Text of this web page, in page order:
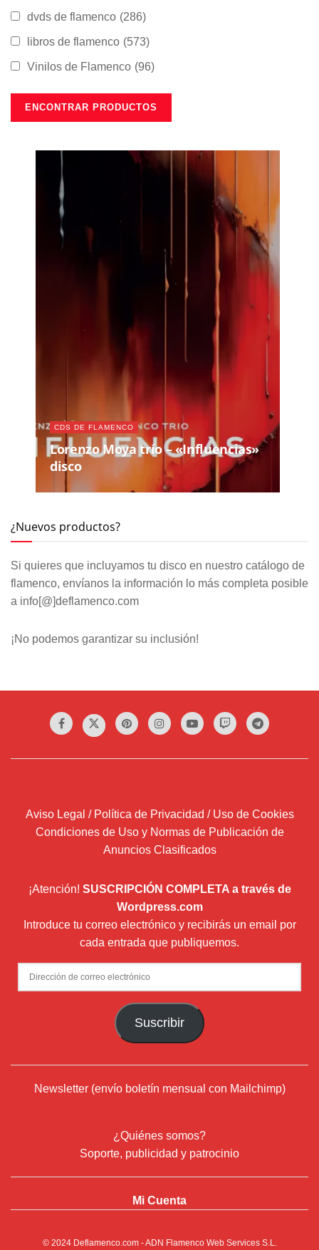
dvds de flamenco (286)
libros de flamenco (573)
Vinilos de Flamenco (96)
CDS DE FLAMENCO
Lorenzo Moya trío – «Influencias»
disco
¿Nuevos productos?
Si quieres que incluyamos tu disco en nuestro catálogo de
flamenco, envíanos la información lo más completa posible
a info[@]deflamenco.com
¡No podemos garantizar su inclusión!
Aviso Legal / Política de Privacidad / Uso de Cookies
Condiciones de Uso y Normas de Publicación de
Anuncios Clasificados
¡Atención! SUSCRIPCIÓN COMPLETA a través de
Wordpress.com
Introduce tu correo electrónico y recibirás un email por
cada entrada que publiquemos.
Dirección
de
Suscribir
Newsletter (envío boletín mensual con Mailchimp)
¿Quiénes somos?
Soporte, publicidad y patrocinio
Mi Cuenta
© 2024 Deflamenco.com- ADN Flamenco Web Services S.L.